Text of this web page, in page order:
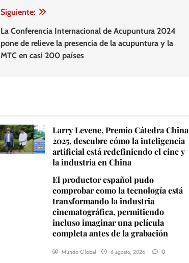
Siguiente:
La Conferencia Internacional de Acupuntura 2024
pone de relieve la presencia de la acupuntura y la
MTC en casi 200 países
Larry Levene, Premio Cátedra China
2025, descubre cómo la inteligencia
artificial está redefiniendo el cine y
la industria en China
El productor español pudo
comprobar como la tecnología está
transformando la industria
cinematográfica, permitiendo
incluso imaginar una película
completa antes de la grabación
Mundo Global 6 agosto, 2026 0